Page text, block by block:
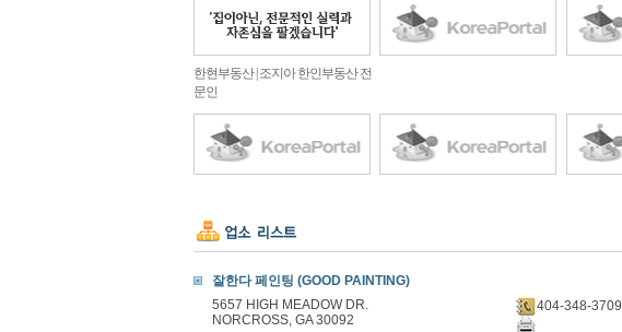
한현부동산 | 조지아 한인부동산 전
문인
잘한다 페인팅 (GOOD PAINTING)
5657 HIGH MEADOW DR.
NORCROSS, GA 30092
404-348-3709